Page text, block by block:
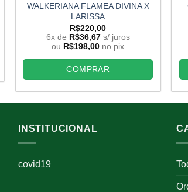
WALKERIANA FLAMEA DIVINA X
LARISSA
R$220,00
6x de R$36,67 s/ juros
ou R$198,00 no pix
COMPRAR
INSTITUCIONAL
covid19